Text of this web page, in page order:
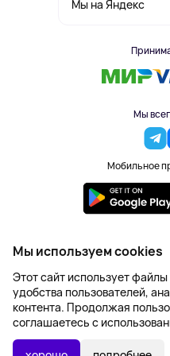
В КОРЗИНУ
Мы на Яндекс
Мы
Мобильное
2023-2026 ©
Правила
Создание
Мы используем cookies
Этот сайт использует
удобства пользователей,
контента. Продолжая
соглашаетесь с